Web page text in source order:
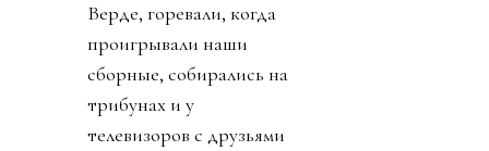
Верде, горевали, когда
проигрывали наши
сборные, собирались на
трибунах и у
телевизоров с друзьями